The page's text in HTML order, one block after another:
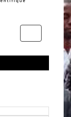
navigation